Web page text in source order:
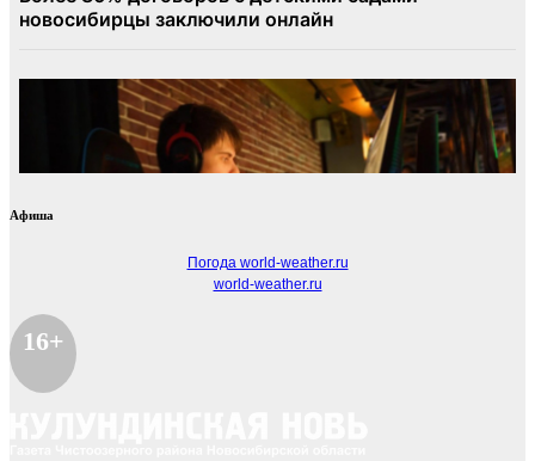
Афиша
Погода world-weather.ru
world-weather.ru
16+